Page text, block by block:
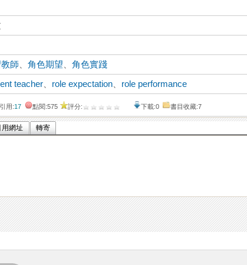
師 、角色期望 、角色實踐
teacher role expectation
role performance
用:17 點閱:575 評分: 下載:0 書目收藏:7
用網址 轉寄